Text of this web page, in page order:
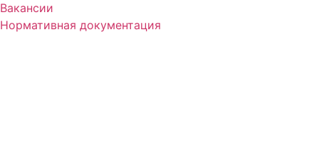
Вакансии
Нормативная документация